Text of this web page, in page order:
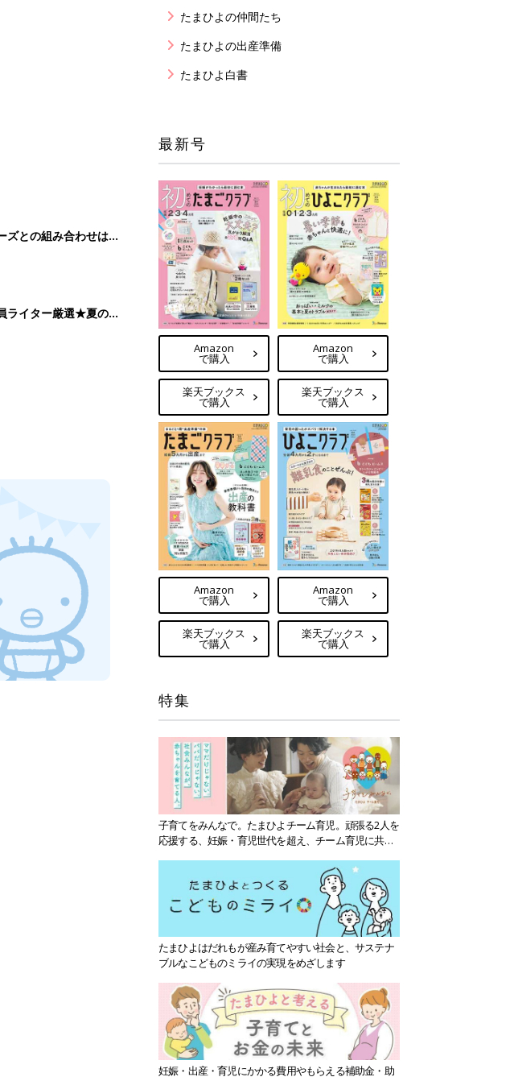
ズとの組み合わせは栄
ライター厳選★夏のバ
たまひよの仲間たち
たまひよの出産準備
たまひよ白書
最新号
Amazon
で購入
楽天ブックス
で購入
Amazon
で購入
楽天ブックス
で購入
Amazon
で購入
楽天ブックス
で購入
Amazon
で購入
楽天ブックス
で購入
特集
子育てをみんなで。たまひよチーム育児。頑張る2人を
応援する、妊娠・育児世代を超え、チーム育児に共感
たまひよはだれもが産み育てやすい社会と、サステナ
ブルなこどものミライの実現をめざします
妊娠・出産・育児にかかる費用やもらえる補助金・助